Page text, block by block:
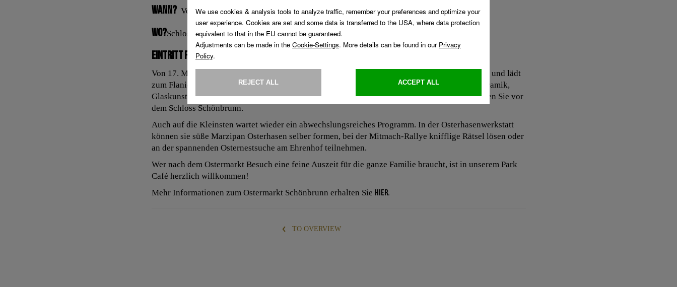
Wann?Von 17. März bis 2. April 2018 . täglich von 10.00 bis 18.00 Uhr
Wo?Schloss Schönbrunn
Eintritt frei!
Von 17. März bis 2. April 2018 öffnet der Ostermarkt Schloss Schönbrunn wieder seine Pforten und lädt
zum Flanieren, Gustieren und Mitmachen ein. Kunstvoll gestaltete Eier, Holzschnitzereien, Keramik,
Glaskunst, Schmuck, österliche Dekorationsartikel und Nützliches für Haus und Garten erwarten Sie vor
dem Schloss Schönbrunn.
Auch auf die Kleinsten wartet wieder ein abwechslungsreiches Programm. In der Osterhasenwerkstatt
können sie süße Marzipan Osterhasen selber formen, bei der Mitmach-Rallye knifflige Rätsel lösen oder
an der spannenden Osternestsuche am Ehrenhof teilnehmen.
Wer nach dem Ostermarkt Besuch eine feine Auszeit für die ganze Familie braucht, ist in unserem Park
Café herzlich willkommen!
Mehr Informationen zum Ostermarkt Schönbrunn erhalten Sie hier.
TO OVERVIEW